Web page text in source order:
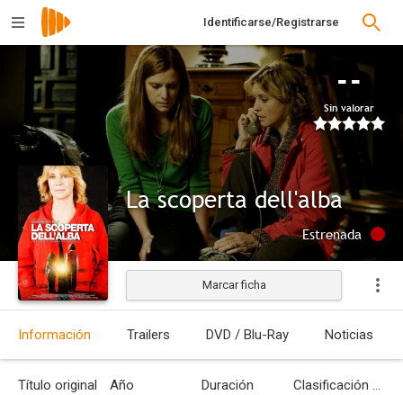
Identificarse/Registrarse
--
Sin valorar
La scoperta dell'alba
Estrenada
Marcar ficha
Información Trailers DVD / Blu-Ray Noticias
Título original Año Duración Clasificación por edades